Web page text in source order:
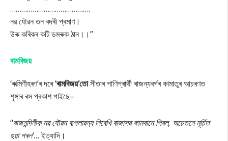
…………………………………….
নৱ যৌৱন তন বদৰী প্ৰমাণ।
উৰু কৰিকৰ কটি ডমৰুক ঠান।।”
ৰামবিজয়
‘ৰুক্মিণীহৰণ‘ৰ দৰে ‘ৰামবিজয়‘তোসীতাৰ পাণিপ্ৰাৰ্থী ৰাজন্যবৰ্গৰ কামাতুৰ আচৰণত
শৃঙ্গাৰৰস প্ৰকাশ পাইছে–
‘‘ৰাজনন্দিনীক নৱ যৌৱন ৰূপলাৱন্য নিৰেখি ৰাজাসৱ কামবানে পিৰল, অচেতনে মূৰ্চিত
হুয়া পৰল‘… ইত্যাদি।